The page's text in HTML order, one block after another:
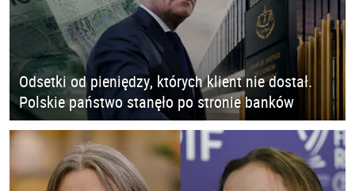
Odsetki od pieniędzy, których klient nie dostał.
Polskie państwo stanęło po stronie banków